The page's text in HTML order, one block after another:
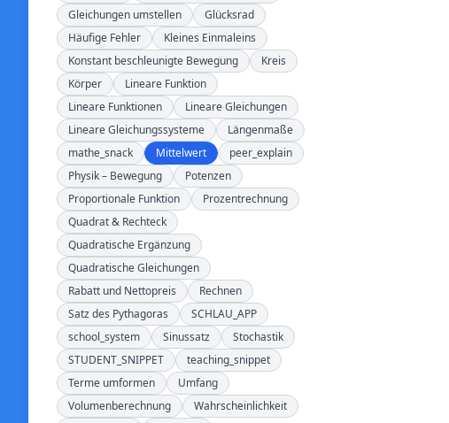
Gleichungen umstellen
Glücksrad
Häufige Fehler
Kleines Einmaleins
Konstant beschleunigte Bewegung
Kreis
Körper
Lineare Funktion
Lineare Funktionen
Lineare Gleichungen
Lineare Gleichungssysteme
Längenmaße
mathe_snack
Mittelwert
peer_explain
Physik – Bewegung
Potenzen
Proportionale Funktion
Prozentrechnung
Quadrat & Rechteck
Quadratische Ergänzung
Quadratische Gleichungen
Rabatt und Nettopreis
Rechnen
Satz des Pythagoras
SCHLAU_APP
school_system
Sinussatz
Stochastik
STUDENT_SNIPPET
teaching_snippet
Terme umformen
Umfang
Volumenberechnung
Wahrscheinlichkeit